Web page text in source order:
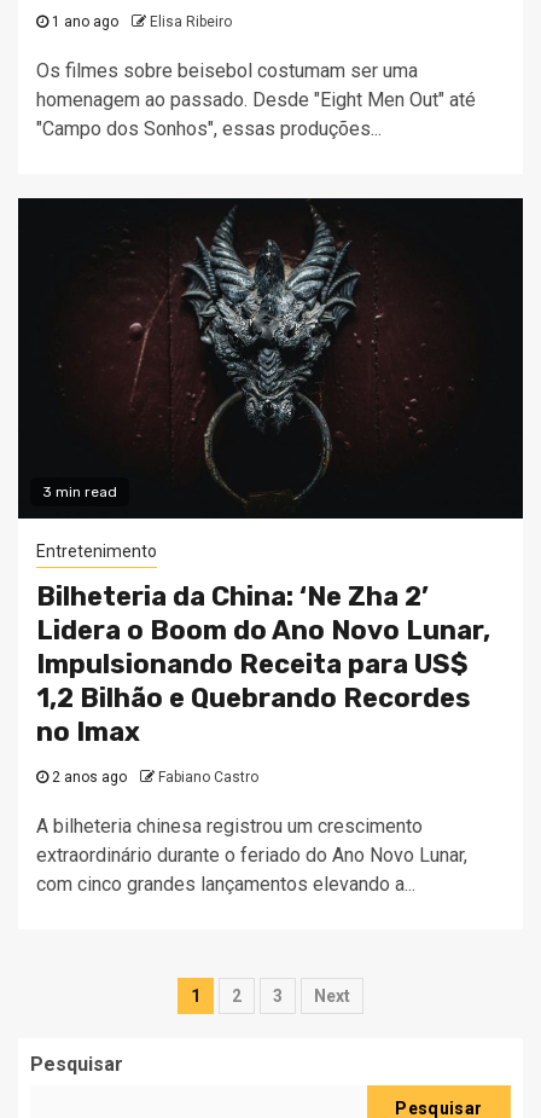
1 ano ago Elisa Ribeiro
Os filmes sobre beisebol costumam ser uma
homenagem ao passado. Desde "Eight Men Out" até
"Campo dos Sonhos", essas produções...
3 min read
Entretenimento
Bilheteria da China: ‘Ne Zha 2’
Lidera o Boom do Ano Novo Lunar,
Impulsionando Receita para US$
1,2 Bilhão e Quebrando Recordes
no Imax
2 anos ago Fabiano Castro
A bilheteria chinesa registrou um crescimento
extraordinário durante o feriado do Ano Novo Lunar,
com cinco grandes lançamentos elevando a...
Paginação
conteúdos
1 2 3 Next
Pesquisar
Pesquisar